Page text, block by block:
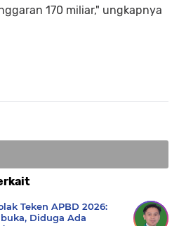
170 miliar," ungkapnya
Teken APBD 2026:
Diduga Ada